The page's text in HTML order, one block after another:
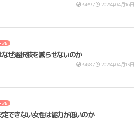
3439 / 2026年04月16日
SNS
なぜ選択肢を減らせないのか
3498 / 2026年04月13日
SNS
定できない女性は能力が低いのか